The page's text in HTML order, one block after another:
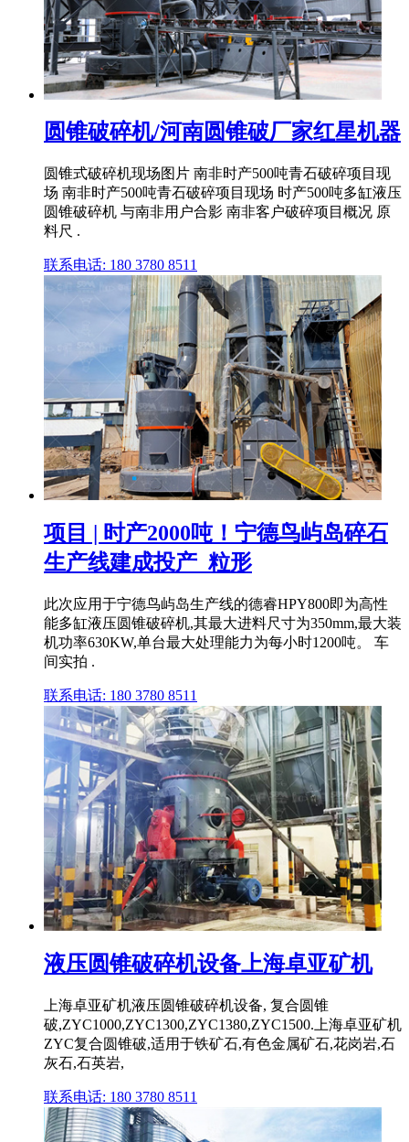
圆锥破碎机/河南圆锥破厂家红星机器
圆锥式破碎机现场图片 南非时产500吨青石破碎项目现
场 南非时产500吨青石破碎项目现场 时产500吨多缸液压
圆锥破碎机 与南非用户合影 南非客户破碎项目概况 原
料尺 .
联系电话: 180 3780 8511
项目 | 时产2000吨！宁德鸟屿岛碎石
生产线建成投产_粒形
此次应用于宁德鸟屿岛生产线的德睿HPY800即为高性
能多缸液压圆锥破碎机,其最大进料尺寸为350mm,最大装
机功率630KW,单台最大处理能力为每小时1200吨。 车
间实拍 .
联系电话: 180 3780 8511
液压圆锥破碎机设备上海卓亚矿机
上海卓亚矿机液压圆锥破碎机设备, 复合圆锥
破,ZYC1000,ZYC1300,ZYC1380,ZYC1500.上海卓亚矿机
ZYC复合圆锥破,适用于铁矿石,有色金属矿石,花岗岩,石
灰石,石英岩,
联系电话: 180 3780 8511